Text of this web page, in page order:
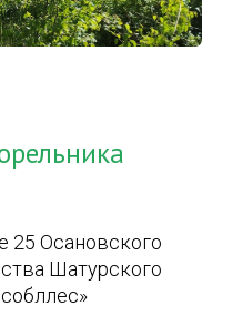
25 Осановского
Шатурского